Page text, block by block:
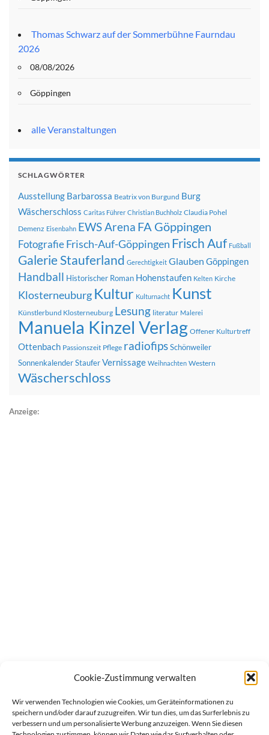
Cookie-Zustimmung verwalten
Wir verwenden Technologien wie Cookies, um Geräteinformationen zu
speichern und/oder darauf zuzugreifen. Wir tun dies, um das Surferlebnis zu
verbessern und um personalisierte Werbung anzuzeigen. Wenn Sie diesen
Thomas Schwarz auf der Sommerbühne Faurndau
2026
08/08/2026
Göppingen
alle Veranstaltungen
SCHLAGWÖRTER
Ausstellung Barbarossa Beatrix von Burgund Burg
Wäscherschloss Caritas Führer Christian Buchholz Claudia Pohel
Demenz Eisenbahn EWS Arena FA Göppingen
FotografieFrisch-Auf-Göppingen Frisch Auf Fußball
Galerie Stauferland Gerechtigkeit Glauben Göppingen
Handball Historischer Roman Hohenstaufen Kelten Kirche
Klosterneuburg Kultur Kulturnacht Kunst
Künstlerbund Klosterneuburg Lesung literatur Malerei
Manuela Kinzel Verlag Offener Kulturtreff
Ottenbach Passionszeit Pflege radiofipsSchönweiler
SonnenkalenderStauferVernissage Weihnachten Western
Wäscherschloss
Anzeige: